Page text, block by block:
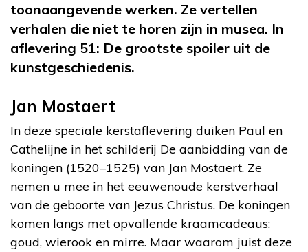
toonaangevende werken. Ze vertellen
verhalen die niet te horen zijn in musea. In
aflevering 51: De grootste spoiler uit de
kunstgeschiedenis.
Jan Mostaert
In deze speciale kerstaflevering duiken Paul en
Cathelijne in het schilderij De aanbidding van de
koningen (1520–1525) van Jan Mostaert. Ze
nemen u mee in het eeuwenoude kerstverhaal
van de geboorte van Jezus Christus. De koningen
komen langs met opvallende kraamcadeaus:
goud, wierook en mirre. Maar waarom juist deze